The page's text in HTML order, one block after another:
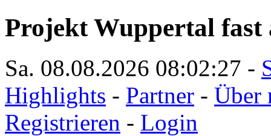
Projekt Wuppertal fast
Sa. 08.08.2026 08:02:27 -
Highlights - Partner - Über
Registrieren - Login